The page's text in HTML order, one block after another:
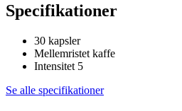
Specifikationer
30 kapsler
Mellemristet kaffe
Intensitet 5
Se alle specifikationer